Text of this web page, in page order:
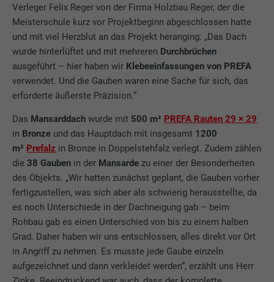
Verleger Felix Reger von der Firma Holzbau Reger, der die
Meisterschule kurz vor Projektbeginn abgeschlossen hatte
und mit viel Herzblut an das Projekt heranging: „Das Dach
wurde hinterlüftet und mit mehreren Durchbrüchen
ausgeführt – hier haben wir Klebeeinfassungen von PREFA
verwendet. Und die Gauben waren eine Sache für sich, das
erforderte äußerste Präzision.“
Das Mansarddachwurde mit 500 m² PREFA Rauten 29 × 29
in Bronze und das Hauptdach mit insgesamt 1200
m² Prefalz in Bronze in Doppelstehfalz verlegt. Zudem zählen
die38 Gauben in der Mansardezu einer der Besonderheiten
des Objekts. „Wir hatten zunächst geplant, die Gauben vorher
fertigzustellen, was sich aber als schwierig herausstellte, da
es noch Unterschiede in der Dachneigung gab – beim
Rohbau gab es einen Unterschied von bis zu einem halben
Grad. Daher haben wir uns entschlossen, alles direkt vor Ort
in Angriff zu nehmen. Es musste jede Gaube einzeln
aufgezeichnet und dann verkleidet werden“, erzählt uns Herr